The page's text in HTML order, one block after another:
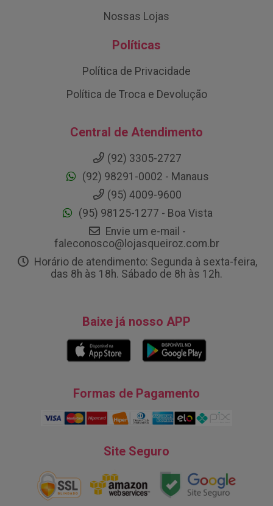
Nossas Lojas
Políticas
Política de Privacidade
Política de Troca e Devolução
Central de Atendimento
(92) 3305-2727
(92) 98291-0002 - Manaus
(95) 4009-9600
(95) 98125-1277 - Boa Vista
Envie um e-mail -
faleconosco@lojasqueiroz.com.br
Horário de atendimento: Segunda à sexta-feira,
das 8h às 18h. Sábado de 8h às 12h.
Baixe já nosso APP
Formas de Pagamento
Site Seguro